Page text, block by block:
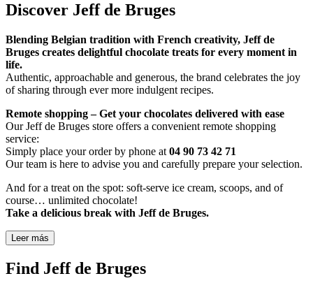
Discover Jeff de Bruges
Blending Belgian tradition with French creativity, Jeff de
Bruges creates delightful chocolate treats for every moment in
life.
Authentic, approachable and generous, the brand celebrates the joy
of sharing through ever more indulgent recipes.
Remote shopping – Get your chocolates delivered with ease
Our Jeff de Bruges store offers a convenient remote shopping
service:
Simply place your order by phone at 04 90 73 42 71
Our team is here to advise you and carefully prepare your selection.
And for a treat on the spot: soft-serve ice cream, scoops, and of
course… unlimited chocolate!
Take a delicious break with Jeff de Bruges.
Leer más
Find Jeff de Bruges